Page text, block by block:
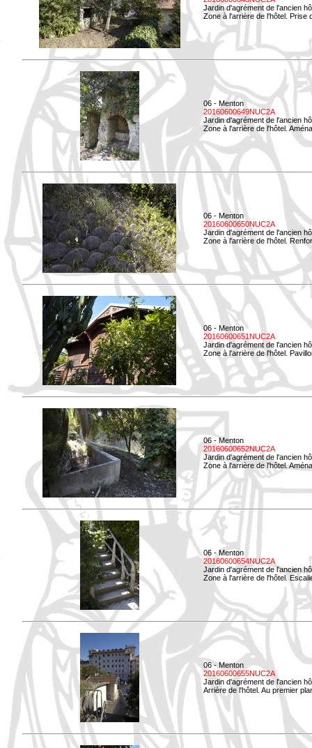
Jardin d'agrément de l'ancien
Zone à l'arrière de l'hôtel. Prise
06 - Menton
20160600649NUC2A
Jardin d'agrément de l'ancien
Zone à l'arrière de l'hôtel.
06 - Menton
20160600650NUC2A
Jardin d'agrément de l'ancien
Zone à l'arrière de l'hôtel.
06 - Menton
20160600651NUC2A
Jardin d'agrément de l'ancien
Zone à l'arrière de l'hôtel.
06 - Menton
20160600652NUC2A
Jardin d'agrément de l'ancien
Zone à l'arrière de l'hôtel.
06 - Menton
20160600654NUC2A
Jardin d'agrément de l'ancien
Zone à l'arrière de l'hôtel.
06 - Menton
20160600655NUC2A
Jardin d'agrément de l'ancien
Arrière de l'hôtel. Au premier